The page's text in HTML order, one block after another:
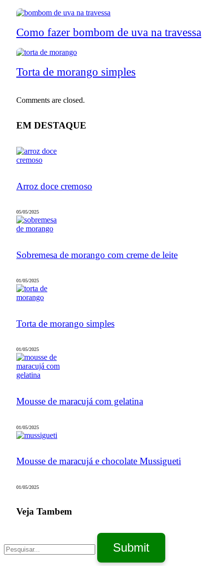
Como fazer bombom de uva na travessa
Torta de morango simples
Comments are closed.
EM DESTAQUE
Arroz doce cremoso
05/05/2025
Sobremesa de morango com creme de leite
01/05/2025
Torta de morango simples
01/05/2025
Mousse de maracujá com gelatina
01/05/2025
Mousse de maracujá e chocolate Mussigueti
01/05/2025
Veja Tambem
Submit